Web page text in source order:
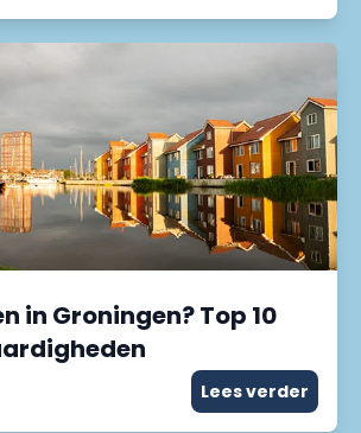
in Groningen? Top 10
Lees verder